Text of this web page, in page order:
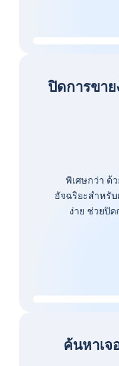
ปิดการขาย
พิเศษกว่า ด้
อัจฉริยะสำหรั
ง่าย ช่วยปิ
ค้นหาเจ